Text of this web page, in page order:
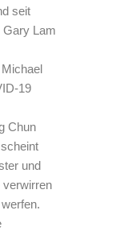
seit
Gary Lam
19
Chun
und